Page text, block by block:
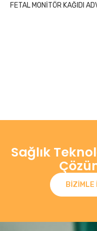
FETAL MONİTÖR KAĞIDI
Sağlık
BIZIMLE